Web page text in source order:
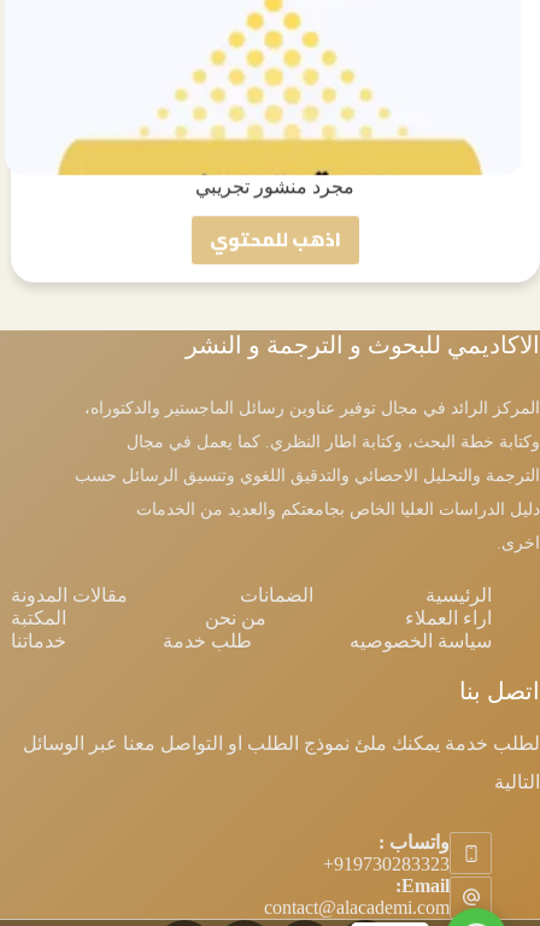
مجرد منشور تجريبي
اذهب للمحتوي
مجرد
منشور
تجريبي
الاكاديمي للبحوث و الترجمة و النشر
المركز الرائد في مجال توفير عناوين رسائل الماجستير والدكتوراه،
وكتابة خطة البحث، وكتابة اطار النظري. كما يعمل في مجال
الترجمة والتحليل الاحصائي والتدقيق اللغوي وتنسيق الرسائل حسب
دليل الدراسات العليا الخاص بجامعتكم والعديد من الخدمات
اخرى.
الرئيسية الضمانات
مقالات المدونة
اراء العملاء
من نحن
المكتبة
سياسة الخصوصيه
طلب خدمة خدماتنا
اتصل بنا
لطلب خدمة يمكنك ملئ نموذج الطلب او التواصل معنا عبر الوسائل
التالية
واتساب :
Email:
contact@alacademi.com